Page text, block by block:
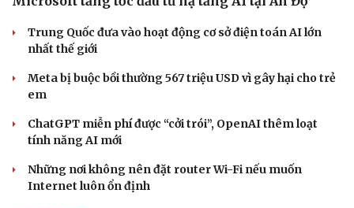
Trung Quốc đưa vào hoạt động cơ sở điện toán AI lớn
nhất thế giới
Meta bị buộc bồi thường 567 triệu USD vì gây hại cho trẻ
em
ChatGPT miễn phí được “cởi trói”, OpenAI thêm loạt
tính năng AI mới
Những nơi không nên đặt router Wi-Fi nếu muốn
Internet luôn ổn định